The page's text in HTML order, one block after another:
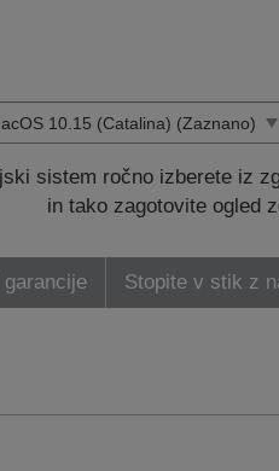
sistem ročno izberete iz
in tako zagotovite ogled
Stopite v stik z